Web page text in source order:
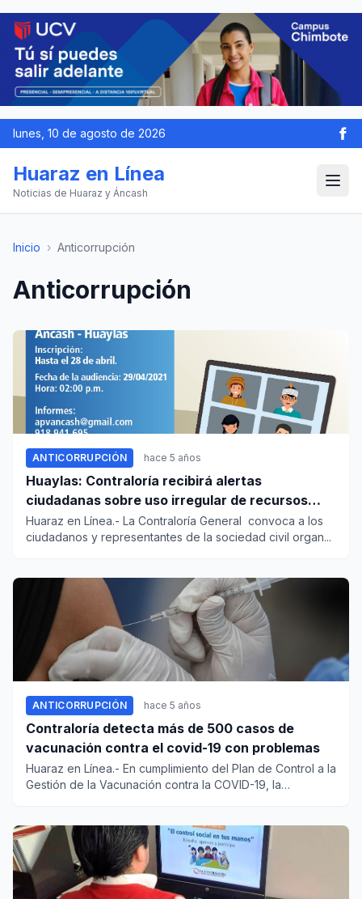
lunes, 10 de agosto de 2026
Huaraz en Línea
Noticias de Huaraz y Áncash
Inicio › Anticorrupción
Anticorrupción
ANTICORRUPCIÓN hace 5 años
Huaylas: Contraloría recibirá alertas
ciudadanas sobre uso irregular de recursos
públicos
Huaraz en Línea.- La Contraloría General convoca a los
ciudadanos y representantes de la sociedad civil organ...
ANTICORRUPCIÓN hace 5 años
Contraloría detecta más de 500 casos de
vacunación contra el covid-19 con problemas
Huaraz en Línea.- En cumplimiento del Plan de Control a la
Gestión de la Vacunación contra la COVID-19, la